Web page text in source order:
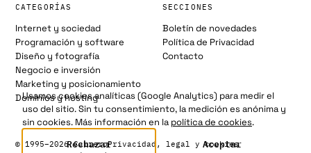
CATEGORÍAS
Internet y sociedad
Programación y software
Diseño y fotografía
Negocio e inversión
Marketing y posicionamiento
Dominios y hosting
SECCIONES
Boletín de novedades
Política de Privacidad
Contacto
© 1995–2026 CarreroPrivacidad, legal y cookies
Usamos cookies analíticas (Google Analytics) para medir el
uso del sitio. Sin tu consentimiento, la medición es anónima y
sin cookies. Más información en lapolítica de cookies.
Rechazar Aceptar